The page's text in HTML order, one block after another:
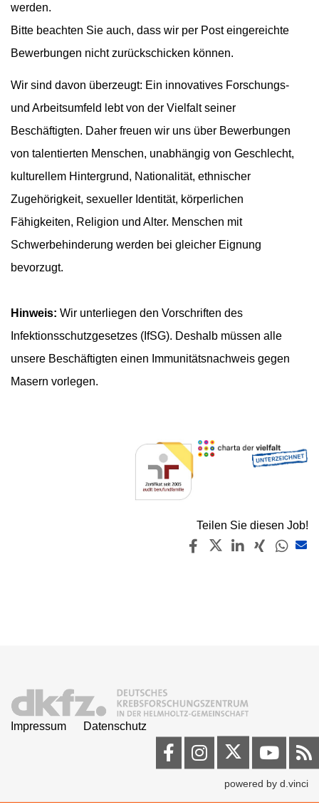
werden. ​
Bitte beachten Sie auch, dass wir per Post eingereichte
Bewerbungen nicht zurückschicken können.
Wir sind davon überzeugt: Ein innovatives Forschungs-
und Arbeitsumfeld lebt von der Vielfalt seiner
Beschäftigten. Daher freuen wir uns über Bewerbungen
von talentierten Menschen, unabhängig von Geschlecht,
kulturellem Hintergrund, Nationalität, ethnischer
Zugehörigkeit, sexueller Identität, körperlichen
Fähigkeiten, Religion und Alter. Menschen mit
Schwerbehinderung werden bei gleicher Eignung
bevorzugt.
Hinweis: Wir unterliegen den Vorschriften des
Infektionsschutzgesetzes (IfSG). Deshalb müssen alle
unsere Beschäftigten einen Immunitätsnachweis gegen
Masern vorlegen.
Teilen Sie diesen Job!
Impressum Datenschutz
powered by d.vinci